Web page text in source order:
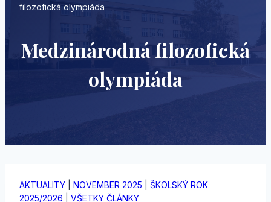
filozofická olympiáda
Medzinárodná filozofická
olympiáda
AKTUALITY NOVEMBER 2025
ŠKOLSKÝ ROK
2025/2026
VŠETKY ČLÁNKY